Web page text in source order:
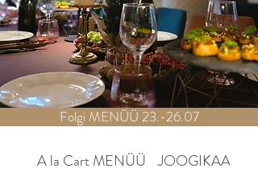
A la Cart MENÜÜ JOOGIKAART
Folgi MENÜÜ 23.-26.07